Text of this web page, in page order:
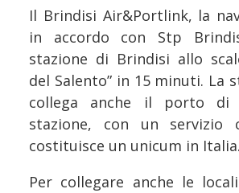
Il Brindisi Air&Portlink, la
in accordo con Stp
stazione di Brindisi allo
del Salento” in 15 minuti. La
collega anche il porto di
stazione, con un servizio
costituisce un unicum in Italia.
Per collegare anche le